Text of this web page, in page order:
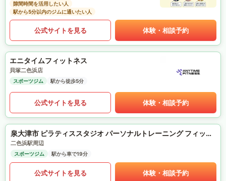
隙間時間を活用したい人
駅から5分以内のジムに通いたい人
公式サイトを見る 体験・相談予約
エニタイムフィットネス
貝塚二色浜店
スポーツジム 駅から徒歩5分
公式サイトを見る 体験・相談予約
泉大津市 ピラティススタジオ パーソナルトレーニング フィットネスサロンre-fulfill.
二色浜駅周辺
スポーツジム 駅から車で19分
公式サイトを見る 体験・相談予約